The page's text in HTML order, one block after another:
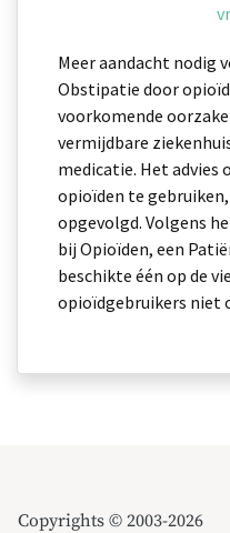
Meer aandacht nodig
Obstipatie door
voorkomende
vermijdbare
medicatie. Het advies
opioïden te
opgevolgd. Volgens
bij Opioïden, een
beschikte één op de
opioïdgebruikers niet
Copyrights © 2003-2026